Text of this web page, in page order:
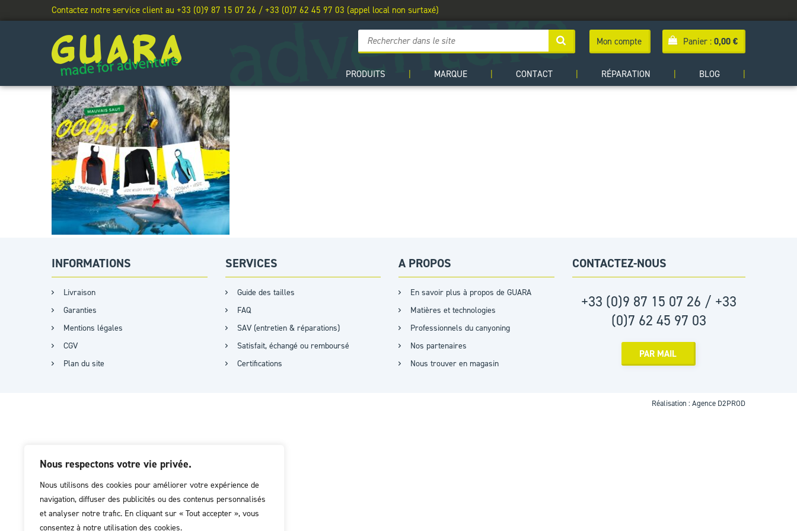
Nous respectons votre vie privée.
Nous utilisons des cookies pour améliorer votre expérience de
navigation, diffuser des publicités ou des contenus personnalisés
et analyser notre trafic. En cliquant sur « Tout accepter », vous
consentez à notre utilisation des cookies.
Contactez notre service client au +33 (0)9 87 15 07 26 / +33 (0)7 62 45 97 03 (appel local non surtaxé)
Panier : 0,00 €
Mon compte
PRODUITS MARQUE CONTACT RÉPARATION BLOG
INFORMATIONS
Livraison
Garanties
Mentions légales
CGV
Plan du site
SERVICES
Guide des tailles
FAQ
SAV (entretien & réparations)
Satisfait, échangé ou remboursé
Certifications
A PROPOS
En savoir plus à propos de GUARA
Matières et technologies
Professionnels du canyoning
Nos partenaires
Nous trouver en magasin
CONTACTEZ-NOUS
+33 (0)9 87 15 07 26 / +33
(0)7 62 45 97 03
PAR MAIL
Réalisation : Agence D2PROD